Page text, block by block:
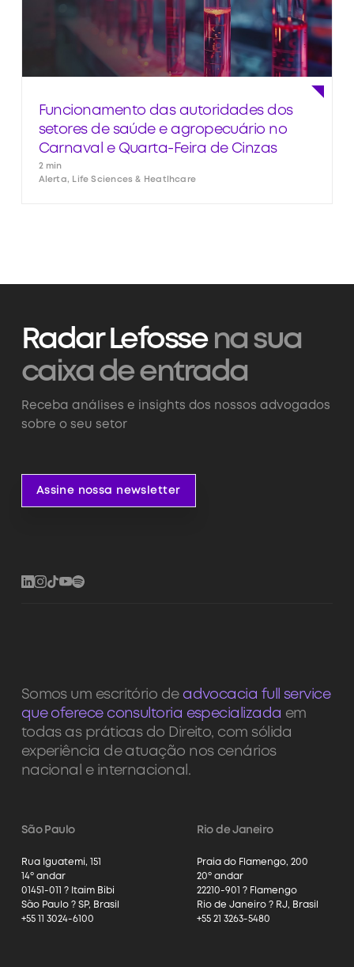
Funcionamento das autoridades dos
setores de saúde e agropecuário no
Carnaval e Quarta-Feira de Cinzas
2 min
Alerta, Life Sciences & Heatlhcare
Radar Lefossena sua
caixa de entrada
Receba análises e insights dos nossos advogados
sobre o seu setor
Assine nossa newsletter
Somos um escritório de advocacia full service
que oferece consultoria especializada em
todas as práticas do Direito, com sólida
experiência de atuação nos cenários
nacional e internacional.
São Paulo
Rua Iguatemi, 151
14º andar
01451-011 ? Itaim Bibi
São Paulo ? SP, Brasil
+55 11 3024-6100
Rio de Janeiro
Praia do Flamengo, 200
20º andar
22210-901 ? Flamengo
Rio de Janeiro ? RJ, Brasil
+55 21 3263-5480